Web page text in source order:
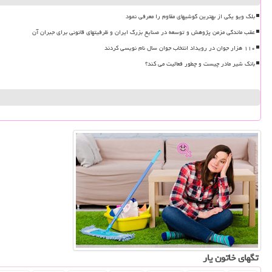
بلک ویو یکی از بهترین گوشیهای مقاوم را معرفی نمود
عقب ماندگی مزمن پژوهش و توسعه در صنایع بزرگ ایران و ظرفیتهای قانونی برای جبران آن
۱۱۰ هزار جوان در رویداد انتخاب جوان سال نام نویسی کردند
بانک شیر مادر چیست و چطور فعالیت می کند؟
تگهای خاتون یار